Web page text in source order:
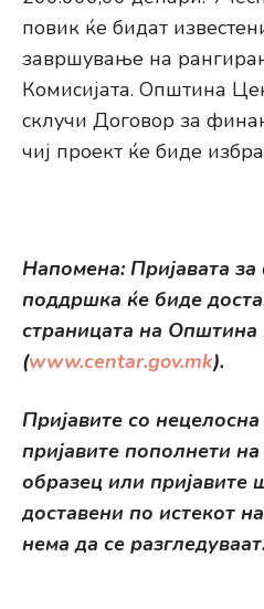
повик ќе бидат
завршување на
Комисијата. Општина
склучи Договор за
чиј проект ќе биде
Напомена: Пријавата
поддршка ќе биде
страницата на
(www.centar.gov.mk).
Пријавите со
пријавите пополнети
образец или пријавите
доставени по истекот
нема да се разгледуваат.